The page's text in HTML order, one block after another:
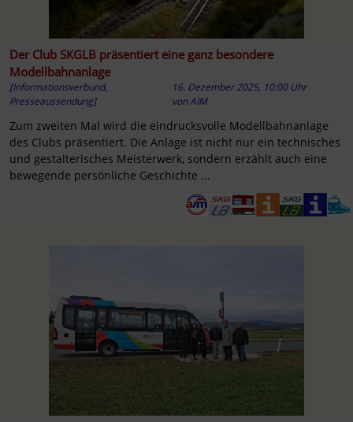
Der Club SKGLB präsentiert eine ganz besondere
Modellbahnanlage
[Informationsverbund,
Presseaussendung]
16. Dezember 2025, 10:00 Uhr
vonAIM
Zum zweiten Mal wird die eindrucksvolle Modellbahnanlage
des Clubs präsentiert. Die Anlage ist nicht nur ein technisches
und gestalterisches Meisterwerk, sondern erzählt auch eine
bewegende persönliche Geschichte ...